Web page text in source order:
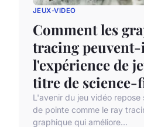
JEUX-VIDEO
Comment les
tracing
l'expérience de
titre de science-
L'avenir du jeu vidéo
de pointe comme le ray
graphique qui améliore...